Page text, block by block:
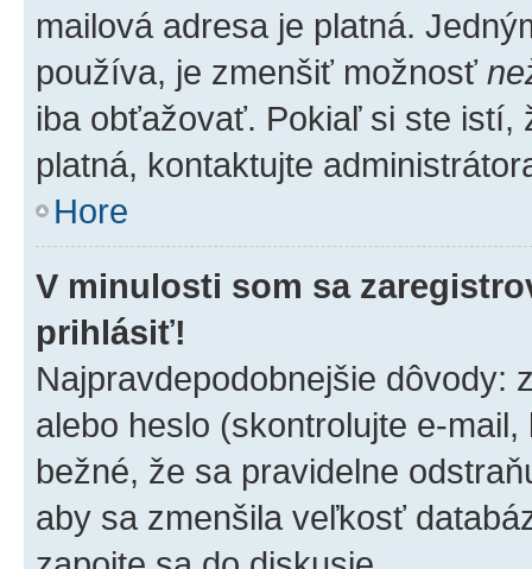
mailová adresa je platná.
používa, je zmenšiť možnosť
iba obťažovať. Pokiaľ si ste istí,
platná, kontaktujte
Hore
V minulosti som sa
prihlásiť!
Najpravdepodobnejšie dôvody:
alebo heslo (skontrolujte e-
bežné, že sa pravidelne
aby sa zmenšila veľkosť